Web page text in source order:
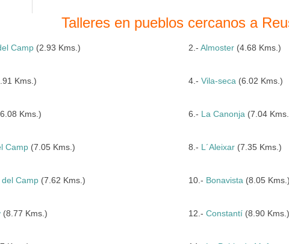
Talleres en pueblos cercanos a
Camp(2.93 Kms.) 2.-Almoster (4.68 Kms.)
Kms.) 4.-Vila-seca (6.02 Kms.)
Kms.) 6.- La Canonja (7.04
Camp(7.05 Kms.) 8.- L´Aleixar (7.35 Kms.)
Camp(7.62 Kms.) 10.- Bonavista (8.05 Kms.)
(8.77 Kms.) 12.-Constantí (8.90 Kms.)